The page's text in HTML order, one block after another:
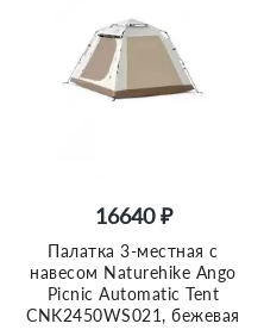
16640 ₽
Палатка 3-местная c
навесом Naturehike Ango
Picnic Automatic Tent
CNK2450WS021, бежевая